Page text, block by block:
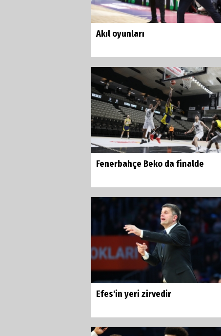
Akıl oyunları
Fenerbahçe Beko da finalde
Efes'in yeri zirvedir